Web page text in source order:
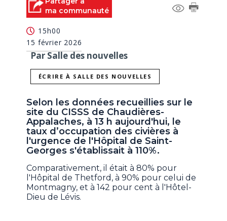
ma communauté
15h00
15 février 2026
Par Salle des nouvelles
ÉCRIRE À SALLE DES NOUVELLES
Selon les données recueillies sur le
site du CISSS de Chaudières-
Appalaches, à 13 h aujourd'hui, le
taux d’occupation des civières à
l'urgence de l'Hôpital de Saint-
Georges s'établissait à 110%.
Comparativement, il était à 80% pour
l'Hôpital de Thetford, à 90% pour celui de
Montmagny, et à 142 pour cent à l'Hôtel-
Dieu de Lévis.